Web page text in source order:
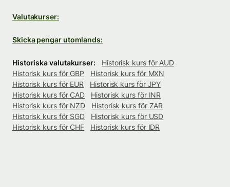
Valutakurser:
Skicka pengar utomlands:
Historiska valutakurser:
Historisk kurs för AUD
Historisk kurs för GBP
Historisk kurs för MXN
Historisk kurs för EUR
Historisk kurs för JPY
Historisk kurs för CAD
Historisk kurs för INR
Historisk kurs för NZD
Historisk kurs för ZAR
Historisk kurs för SGD
Historisk kurs för USD
Historisk kurs för CHF
Historisk kurs för IDR